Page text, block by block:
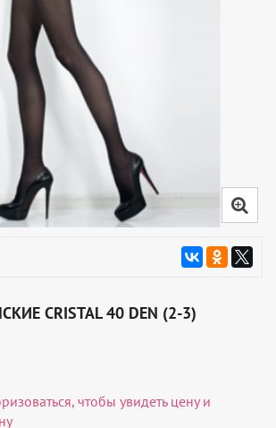
CRISTAL 40 DEN (2-3)
, чтобы увидеть цену и